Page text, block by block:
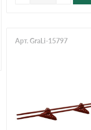
Арт. GraLi-15797